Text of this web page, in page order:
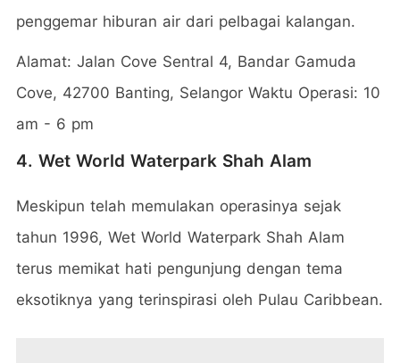
penggemar hiburan air dari pelbagai kalangan.
Alamat: Jalan Cove Sentral 4, Bandar Gamuda
Cove, 42700 Banting, Selangor Waktu Operasi: 10
am - 6 pm
4. Wet World Waterpark Shah Alam
Meskipun telah memulakan operasinya sejak
tahun 1996, Wet World Waterpark Shah Alam
terus memikat hati pengunjung dengan tema
eksotiknya yang terinspirasi oleh Pulau Caribbean.